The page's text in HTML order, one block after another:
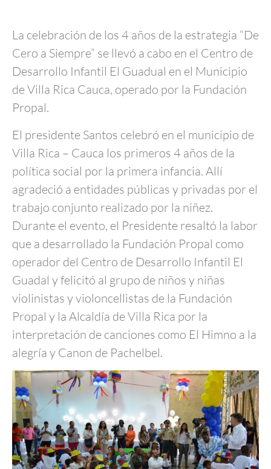
La celebración de los 4 años de la estrategia “De
Cero a Siempre” se llevó a cabo en el Centro de
Desarrollo Infantil El Guadual en el Municipio
de Villa Rica Cauca, operado por la Fundación
Propal.
El presidente Santos celebró en el municipio de
Villa Rica – Cauca los primeros 4 años de la
política social por la primera infancia. Allí
agradeció a entidades públicas y privadas por el
trabajo conjunto realizado por la niñez.
Durante el evento, el Presidente resaltó la labor
que a desarrollado la Fundación Propal como
operador del Centro de Desarrollo Infantil El
Guadal y felicitó al grupo de niños y niñas
violinistas y violoncellistas de la Fundación
Propal y la Alcaldía de Villa Rica por la
interpretación de canciones como El Himno a la
alegría y Canon de Pachelbel.